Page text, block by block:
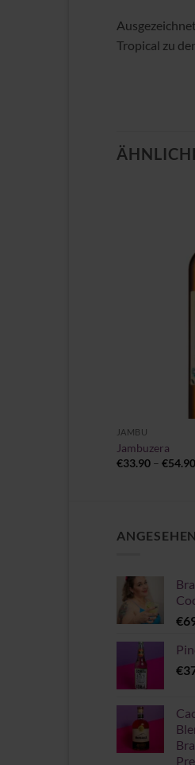
Tropical zu
JAMBU
Jambuzera
€33.90 – €54.90
€
€